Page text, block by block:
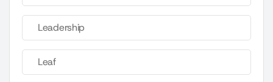
Leadership
Leaf